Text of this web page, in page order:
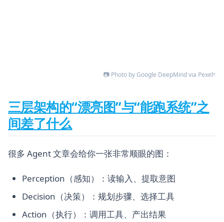
📷 Photo by Google DeepMind via Pexels
三层架构的“漂亮图”与“能跑系统”之
间差了什么
很多 Agent 文章会给你一张非常顺眼的图：
Perception（感知）：读输入、提取意图
Decision（决策）：规划步骤、选择工具
Action（执行）：调用工具、产出结果